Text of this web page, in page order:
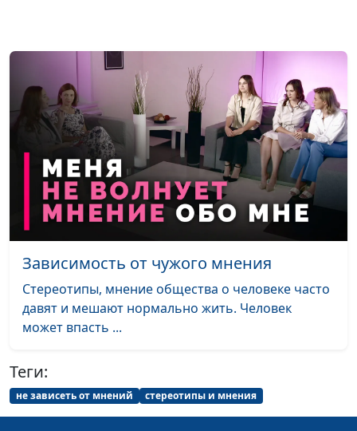
этому научиться?
Никитина, Татьяна Булатова,
Ольга Феофанова
Когда мечтать
вредно
Екатерина Воронина, Мария
Мараханова, Наталья
Никитина, Татьяна Булатова,
Ольга Феофанова
#8
Нужно ли
терпеть все?
Екатерина Воронина, Мария
Мараханова, Наталья
Никитина, Татьяна Булатова,
Ольга Феофанова
Как справиться с
чувством вины?
Екатерина Воронина, Мария
Мараханова, Наталья
#6
Меркантильная
девушка:
нормально ли
Мараханова, Наталья
Никитина, Татьяна Булатова,
Зависимость от чужого мнения
Стереотипы, мнение общества о человеке часто
давят и мешают нормально жить. Человек
может впасть ...
Теги:
не зависеть от мнений стереотипы и мнения